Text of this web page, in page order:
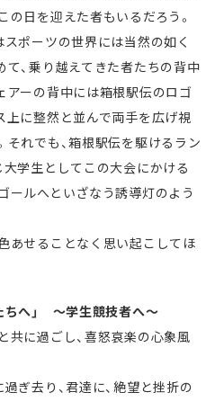
日を迎えた者もいるだろう。
ポーツの世界には当然の如く
、乗り越えてきた者たちの背中
アーの背中には箱根駅伝のロゴ
上に整然と並んで両手を広げ視
れでも、箱根駅伝を駆けるラン
学生としてこの大会にかける
ールへといざなう誘導灯のよう
あせることなく思い起こしてほ
ちへ」 ～学生競技者へ～
共に過ごし、喜怒哀楽の心象風
ぎ去り、君達に、絶望と挫折の